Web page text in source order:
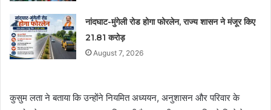
नांदघाट-मुंगेली रोड होगा फोरलेन, राज्य शासन ने मंजूर किए
21.81 करोड़
August 7, 2026
कुसुम लता ने बताया कि उन्होंने नियमित अध्ययन, अनुशासन और परिवार के